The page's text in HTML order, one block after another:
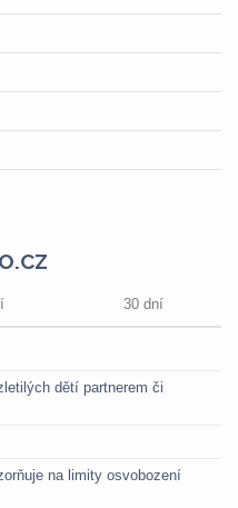
30 dní
dětí partnerem či
na limity osvobození